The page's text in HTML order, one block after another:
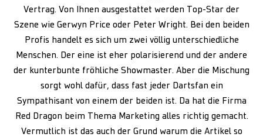
Vertrag. Von Ihnen ausgestattet werden Top-Star der
Szene wie Gerwyn Price oder Peter Wright. Bei den beiden
Profis handelt es sich um zwei völlig unterschiedliche
Menschen. Der eine ist eher polarisierend und der andere
der kunterbunte fröhliche Showmaster. Aber die Mischung
sorgt wohl dafür, dass fast jeder Dartsfan ein
Sympathisant von einem der beiden ist. Da hat die Firma
Red Dragon beim Thema Marketing alles richtig gemacht.
Vermutlich ist das auch der Grund warum die Artikel so